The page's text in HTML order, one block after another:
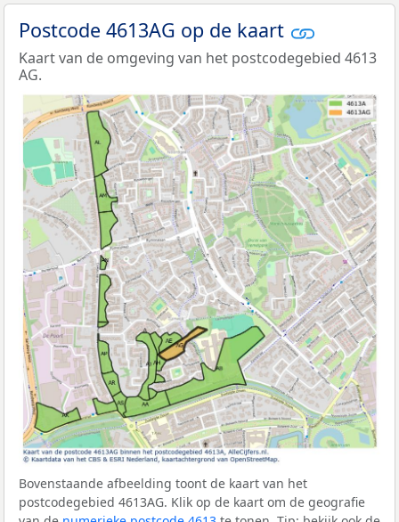
Postcode 4613AG op de kaart
Kaart van de omgeving van het postcodegebied 4613
AG.
Bovenstaande afbeelding toont de kaart van het
postcodegebied 4613AG. Klik op de kaart om de geografie